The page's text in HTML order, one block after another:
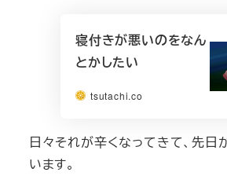
寝付きが悪いのをなん
とかしたい
tsutachi.co
日々それが辛くなってきて、先日
います。